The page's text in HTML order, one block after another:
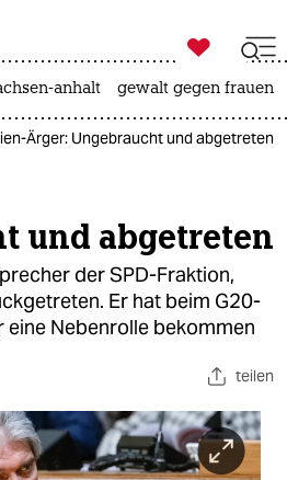
zahl ich
ich

taz zahl ich
anhalt gewalt gegen frauen
Ärger: Ungebraucht und abgetreten
und abgetreten
der SPD-Fraktion,
Er hat beim G20-
Nebenrolle bekommen
teilen